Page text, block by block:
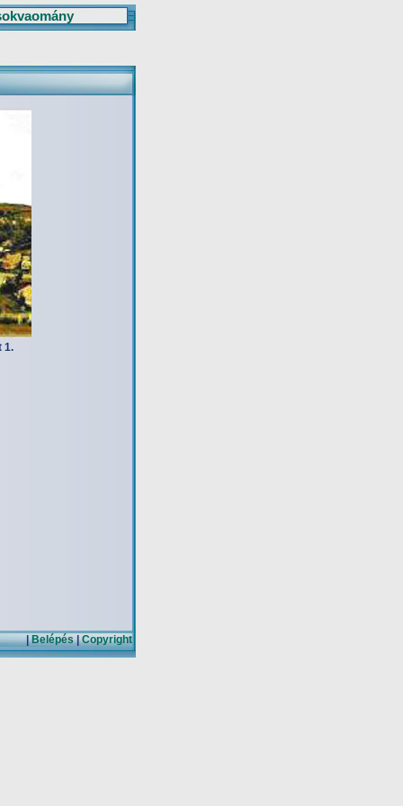
1.
|Belépés|Copyright